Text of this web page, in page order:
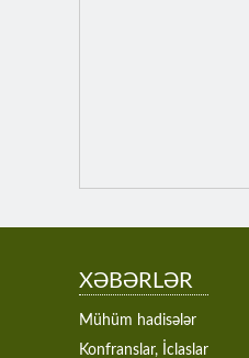
XƏBƏRLƏR
Mühüm hadisələr
Konfranslar, İclaslar